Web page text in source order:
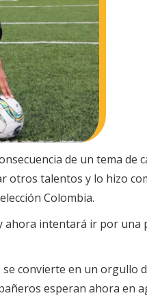
de un tema de
otros talentos y lo hizo
Colombia.
intentará ir por una
convierte en un orgullo
esperan ahora en